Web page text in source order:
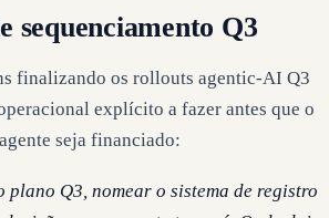
sequenciamento Q3
finalizando os rollouts agentic-AI Q3
explícito a fazer antes que o
seja financiado:
plano Q3, nomear o sistema de registro